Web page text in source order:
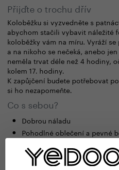
Přijďte o trochu dřív
Koloběžku si vyzvedněte s
abychom stačili vybavit náležité
koloběžky vám na míru. Vyráží
a na nikoho se nečeká, anebo
neměla trvat déle než 4 hodiny,
kolem 17. hodiny.
K zapůjčení budete potřebovat
si ho nezapomeňte.
Co s sebou?
Dobrou náladu
Pohodlné oblečení a pevné
cyklistických osvěžoven
Helmu